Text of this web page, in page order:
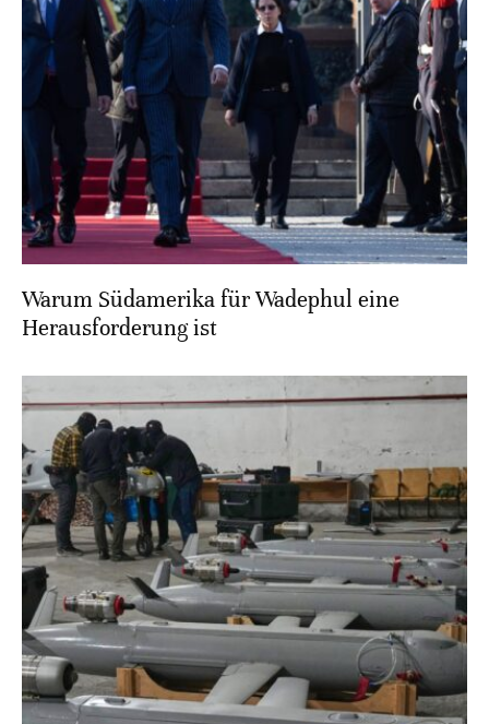
Warum Südamerika für Wadephul eine
Herausforderung ist